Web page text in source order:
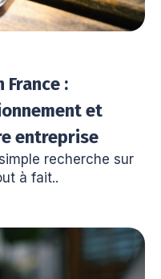
France :
et
entreprise
recherche sur
à fait..